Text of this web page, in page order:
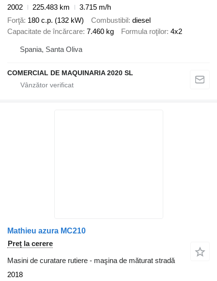
2002 225.483 km
3.715 m/h
Forţă 180 c.p. (132 kW) Combustibil diesel
Capacitate de încărcare 7.460 kg Formula roţilor 4x2
Spania, Santa Oliva
COMERCIAL DE MAQUINARIA 2020 SL
Mathieu azura MC210
Preț la cerere
Masini de curatare rutiere - maşina de măturat stradă
2018